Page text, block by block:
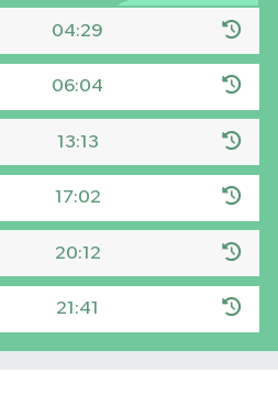
04:29
06:04
13:13
17:02
20:12
21:41